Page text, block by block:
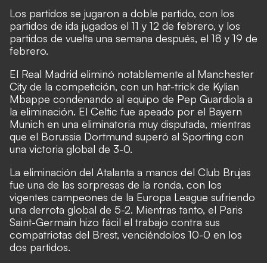
Los partidos se jugaron a doble partido, con los
partidos de ida jugados el 11 y 12 de febrero, y los
partidos de vuelta una semana después, el 18 y 19 de
febrero.
El Real Madrid eliminó notablemente al Manchester
City de la competición, con un hat-trick de Kylian
Mbappe condenando al equipo de Pep Guardiola a
la eliminación. El Celtic fue apeado por el Bayern
Munich en una eliminatoria muy disputada, mientras
que el Borussia Dortmund superó al Sporting con
una victoria global de 3-0.
La eliminación del Atalanta a manos del Club Brujas
fue una de las sorpresas de la ronda, con los
vigentes campeones de la Europa League sufriendo
una derrota global de 5-2. Mientras tanto, el Paris
Saint-Germain hizo fácil el trabajo contra sus
compatriotas del Brest, venciéndolos 10-0 en los
dos partidos.